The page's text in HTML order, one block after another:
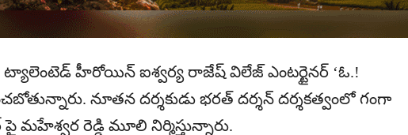
హీరోయిన్ ఐశ్వర్య రాజేష్ విలేజ్ ఎంటర్టైనర్ ‘ఓ.!
నూతన దర్శకుడు భరత్ దర్శన్ దర్శకత్వంలో గంగా
పై మహేశ్వర రెడ్డి మూలి నిర్మిస్తున్నారు.